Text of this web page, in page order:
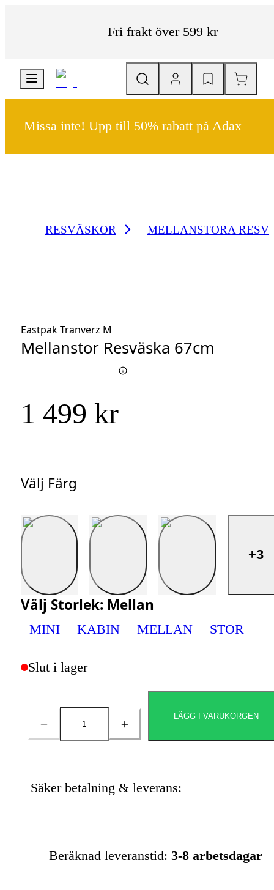
Fri frakt över 599 kr
Missa inte! Upp till 50% rabatt på Adax
RESVÄSKOR MELLANSTORA
Eastpak Tranverz M
Mellanstor Resväska 67cm
1 499 kr
Välj Färg
Välj Färg
+3
Välj Storlek: Mellan
MINI KABIN MELLAN STOR
Slut i lager
Antal
LÄGG I VARUKORGEN
Säker betalning & leverans:
Beräknad leveranstid: 3-8 arbetsdagar